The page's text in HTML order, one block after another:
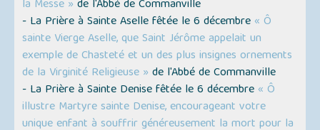
la Messe » de l'Abbé de Commanville
- La Prière à Sainte Aselle fêtée le 6 décembre « Ô
sainte Vierge Aselle, que Saint Jérôme appelait un
exemple de Chasteté et un des plus insignes ornements
de la Virginité Religieuse » de l'Abbé de Commanville
- La Prière à Sainte Denise fêtée le 6 décembre « Ô
illustre Martyre sainte Denise, encourageant votre
unique enfant à souffrir généreusement la mort pour la